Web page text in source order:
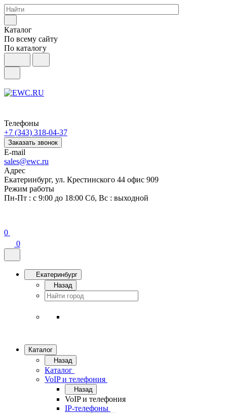
Каталог
По всему сайту
По каталогу
Телефоны
+7 (343) 318-04-37
Заказать звонок
E-mail
sales@ewc.ru
Адрес
Екатеринбург, ул. Крестинского 44 офис 909
Режим работы
Пн-Пт : с 9:00 до 18:00 Сб, Вс : выходной
0
0
Екатеринбург
Назад
Каталог
Назад
Каталог
VoIP и телефония
Назад
VoIP и телефония
IP-телефоны